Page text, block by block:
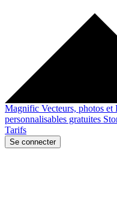
Magnific Vecteurs, photos et
personnalisables gratuites
Tarifs
Se connecter